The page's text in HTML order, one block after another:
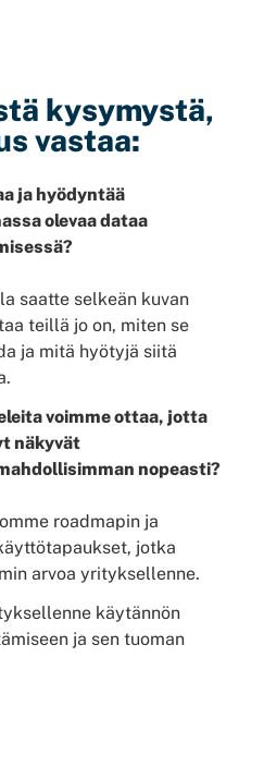
kysymystä,
vastaa:
ja hyödyntää
olevaa dataa
saatte selkeän kuvan
teillä jo on, miten se
ja mitä hyötyjä siitä
voimme ottaa, jotta
näkyvät
nopeasti?
roadmapin ja
jotka
arvoa yrityksellenne.
käytännön
ja sen tuoman